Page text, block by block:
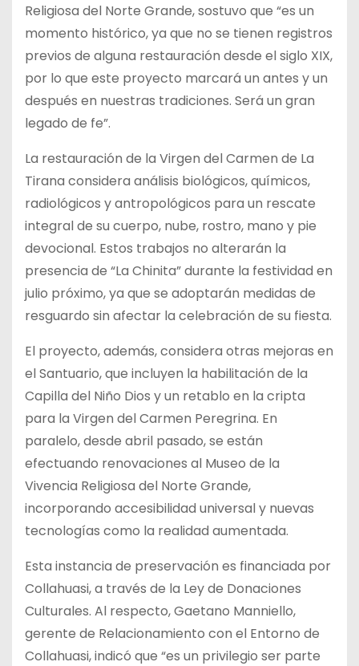
Religiosa del Norte Grande, sostuvo que “es un
momento histórico, ya que no se tienen registros
previos de alguna restauración desde el siglo XIX,
por lo que este proyecto marcará un antes y un
después en nuestras tradiciones. Será un gran
legado de fe”.
La restauración de la Virgen del Carmen de La
Tirana considera análisis biológicos, químicos,
radiológicos y antropológicos para un rescate
integral de su cuerpo, nube, rostro, mano y pie
devocional. Estos trabajos no alterarán la
presencia de “La Chinita” durante la festividad en
julio próximo, ya que se adoptarán medidas de
resguardo sin afectar la celebración de su fiesta.
El proyecto, además, considera otras mejoras en
el Santuario, que incluyen la habilitación de la
Capilla del Niño Dios y un retablo en la cripta
para la Virgen del Carmen Peregrina. En
paralelo, desde abril pasado, se están
efectuando renovaciones al Museo de la
Vivencia Religiosa del Norte Grande,
incorporando accesibilidad universal y nuevas
tecnologías como la realidad aumentada.
Esta instancia de preservación es financiada por
Collahuasi, a través de la Ley de Donaciones
Culturales. Al respecto, Gaetano Manniello,
gerente de Relacionamiento con el Entorno de
Collahuasi, indicó que “es un privilegio ser parte